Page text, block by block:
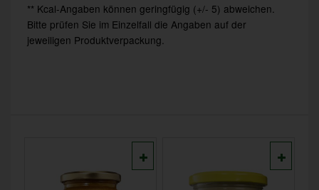
** Kcal-Angaben können geringfügig (+/- 5) abweichen.
Bitte prüfen Sie im Einzelfall die Angaben auf der
jeweiligen Produktverpackung.